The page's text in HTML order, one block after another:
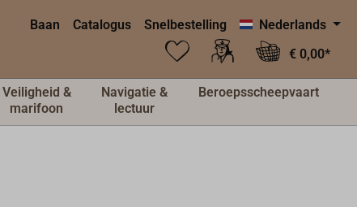
Baan Catalogus Snelbestelling
Nederlands
€ 0,00*
Veiligheid &
marifoon
Navigatie &
lectuur
Beroepsscheepvaart